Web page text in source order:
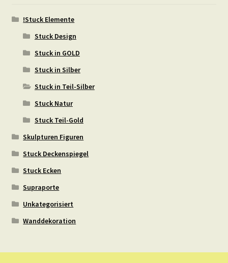
!Stuck Elemente
Stuck Design
Stuck in GOLD
Stuck in Silber
Stuck in Teil-Silber
Stuck Natur
Stuck Teil-Gold
Skulpturen Figuren
Stuck Deckenspiegel
Stuck Ecken
Supraporte
Unkategorisiert
Wanddekoration